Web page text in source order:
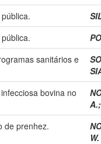
sanitários e
bovina no
A.;
de prenhez.